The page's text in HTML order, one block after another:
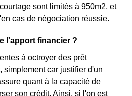
sont limités à 950m2, et
cas de négociation réussie.
l'apport financier ?
à octroyer des prêt
simplement car justifier d'un
quant à la capacité de
son crédit. Ainsi, si l'on est